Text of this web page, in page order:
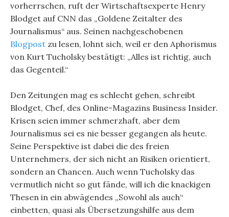
vorherrschen, ruft der Wirtschaftsexperte Henry
Blodget auf CNN das „Goldene Zeitalter des
Journalismus“ aus. Seinen nachgeschobenen
Blogpost zu lesen, lohnt sich, weil er den Aphorismus
von Kurt Tucholsky bestätigt: „Alles ist richtig, auch
das Gegenteil.“
Den Zeitungen mag es schlecht gehen, schreibt
Blodget, Chef, des Online-Magazins Business Insider.
Krisen seien immer schmerzhaft, aber dem
Journalismus sei es nie besser gegangen als heute.
Seine Perspektive ist dabei die des freien
Unternehmers, der sich nicht an Risiken orientiert,
sondern an Chancen. Auch wenn Tucholsky das
vermutlich nicht so gut fände, will ich die knackigen
Thesen in ein abwägendes „Sowohl als auch“
einbetten, quasi als Übersetzungshilfe aus dem